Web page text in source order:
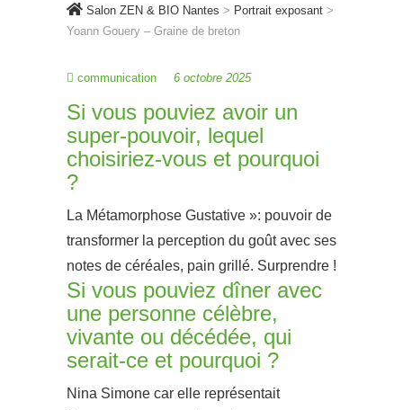
Salon ZEN & BIO Nantes > Portrait exposant >
Yoann Gouery – Graine de breton
communication 6 octobre 2025
Si vous pouviez avoir un
super-pouvoir, lequel
choisiriez-vous et pourquoi
?
La Métamorphose Gustative »: pouvoir de
transformer la perception du goût avec ses
notes de céréales, pain grillé. Surprendre !
Si vous pouviez dîner avec
une personne célèbre,
vivante ou décédée, qui
serait-ce et pourquoi ?
Nina Simone car elle représentait